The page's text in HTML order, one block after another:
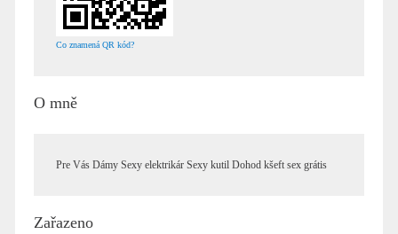
Co znamená QR kód?
O mně
Pre Vás Dámy Sexy elektrikár Sexy kutil Dohod kšeft sex grátis
Zařazeno